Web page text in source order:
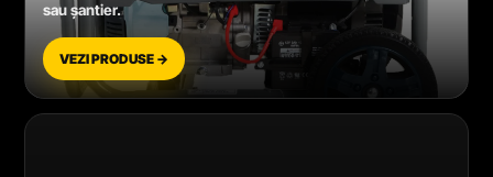
sau șantier.
VEZI PRODUSE →